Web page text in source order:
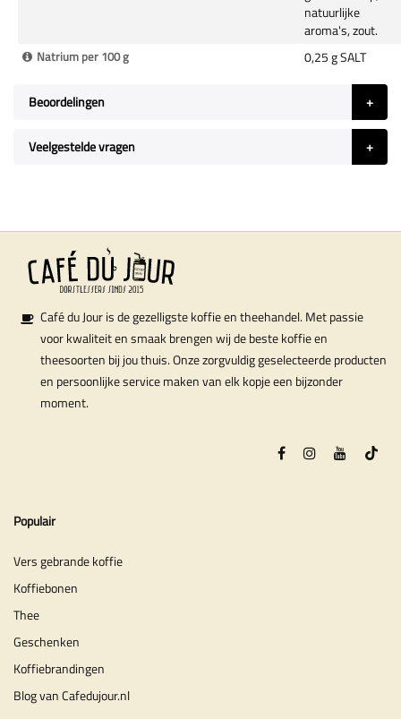
natuurlijke
aroma's, zout.
Natrium per 100 g 0,25 g SALT
Beoordelingen
Veelgestelde vragen
Café du Jour is de gezelligste koffie en theehandel. Met passie
voor kwaliteit en smaak brengen wij de beste koffie en
theesoorten bij jou thuis. Onze zorgvuldig geselecteerde producten
en persoonlijke service maken van elk kopje een bijzonder
moment.
Populair
Vers gebrande koffie
Koffiebonen
Thee
Geschenken
Koffiebrandingen
Blog van Cafedujour.nl